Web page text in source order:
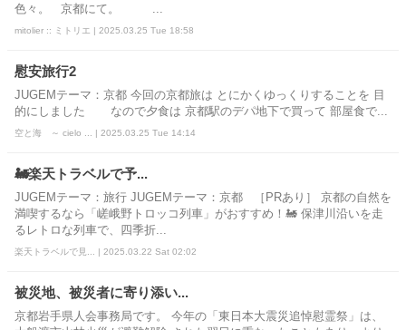
色々。 京都にて。 ...
mitolier :: ミトリエ | 2025.03.25 Tue 18:58
慰安旅行2
JUGEMテーマ：京都 今回の京都旅は とにかくゆっくりすることを 目
的にしました なので夕食は 京都駅のデパ地下で買って 部屋食で...
空と海 ～ cielo ... | 2025.03.25 Tue 14:14
🚂楽天トラベルで予...
JUGEMテーマ：旅行 JUGEMテーマ：京都 ［PRあり］ 京都の自然を
満喫するなら「嵯峨野トロッコ列車」がおすすめ！🚂 保津川沿いを走
るレトロな列車で、四季折...
楽天トラベルで見... | 2025.03.22 Sat 02:02
被災地、被災者に寄り添い...
京都岩手県人会事務局です。 今年の「東日本大震災追悼慰霊祭」は、